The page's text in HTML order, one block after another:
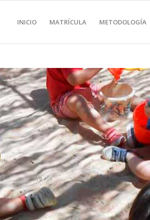
INICIO MATRÍCULA METODOLOGÍA